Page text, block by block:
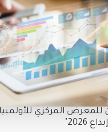
للمعرض المركزي
2026"